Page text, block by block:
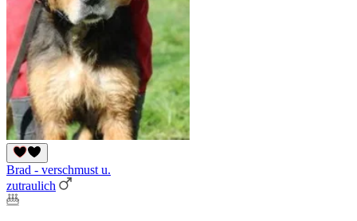
Brad - verschmust u.
zutraulich